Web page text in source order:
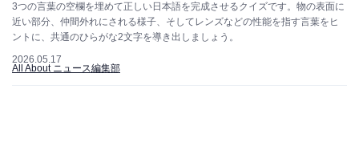
3つの言葉の空欄を埋めて正しい日本語を完成させるクイズです。物の表面に
近い部分、仲間外れにされる様子、そしてレンズなどの性能を指す言葉をヒ
ントに、共通のひらがな2文字を導き出しましょう。
2026.05.17
All About ニュース編集部